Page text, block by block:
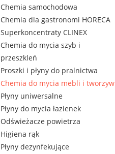
Chemia samochodowa
Chemia dla gastronomi HORECA
Superkoncentraty CLINEX
Chemia do mycia szyb i
przeszkleń
Proszki i płyny do pralnictwa
Chemia do mycia mebli i tworzyw
Płyny uniwersalne
Płyny do mycia łazienek
Odświeżacze powietrza
Higiena rąk
Płyny dezynfekujące